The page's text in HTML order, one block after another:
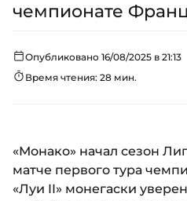
чемпионате
Опубликовано 16/08/2025 в 21:13
Время чтения: 28 мин.
«Монако» начал сезон
матче первого тура
«Луи II» монегаски